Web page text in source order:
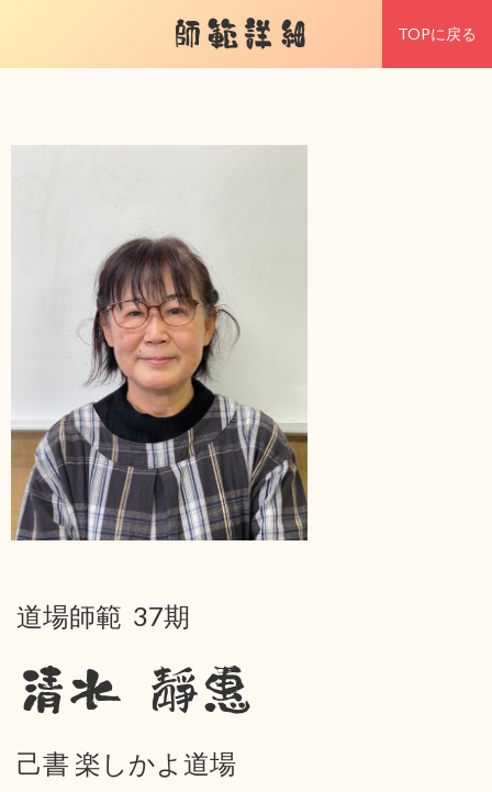
師範詳細 TOPに戻る
道場師範 37期
清水 靜惠
己書 楽しかよ道場